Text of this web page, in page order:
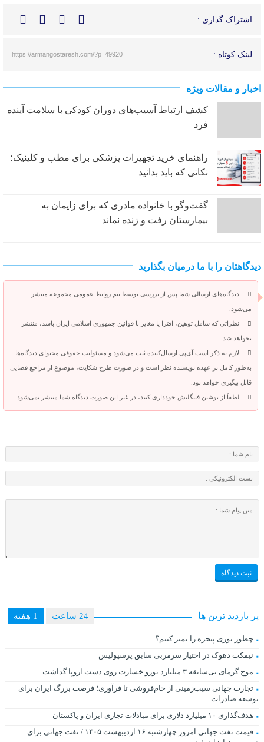
اشتراک گذاری :
لینک کوتاه : https://armangostaresh.com/?p=49920
اخبار و مقالات ویژه
کشف ارتباط آسیب‌های دوران کودکی با سلامت آینده
فرد
راهنمای خرید تجهیزات پزشکی برای مطب و کلینیک؛
نکاتی که باید بدانید
گفت‌وگو با خانواده مادری که برای زایمان به
بیمارستان رفت و زنده نماند
دیدگاهتان را با ما درمیان بگذارید
دیدگاه‌های ارسالی شما پس از بررسی توسط تیم روابط عمومی مجموعه منتشر
می‌شود.
نظراتی که شامل توهین، افترا یا مغایر با قوانین جمهوری اسلامی ایران باشد، منتشر
نخواهد شد.
لازم به ذکر است آی‌پی ارسال‌کننده ثبت می‌شود و مسئولیت حقوقی محتوای دیدگاه‌ها
به‌طور کامل بر عهده نویسنده نظر است و در صورت طرح شکایت، موضوع از مراجع قضایی
قابل پیگیری خواهد بود.
لطفاً از نوشتن فینگلیش خودداری کنید، در غیر این صورت دیدگاه شما منتشر نمی‌شود.
پر بازدید ترین ها 1 هفته 24 ساعت
چطور توری پنجره را تمیز کنیم؟
نیمکت دهوک در اختیار سرمربی سابق پرسپولیس
موج گرمای بی‌سابقه ۳ میلیارد یورو خسارت روی دست اروپا گذاشت
تجارت جهانی سیب‌زمینی از خام‌فروشی تا فرآوری؛ فرصت بزرگ ایران برای
توسعه صادرات
هدف‌گذاری ۱۰ میلیارد دلاری برای مبادلات تجاری ایران و پاکستان
قیمت نفت جهانی امروز چهارشنبه ۱۶ اردیبهشت ۱۴۰۵ / نفت جهانی برای